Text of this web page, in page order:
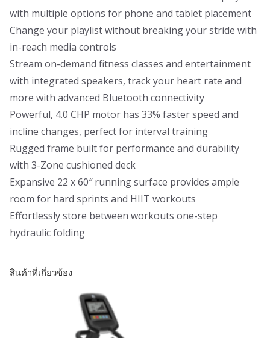
with multiple options for phone and tablet placement
Change your playlist without breaking your stride with
in-reach media controls
Stream on-demand fitness classes and entertainment
with integrated speakers, track your heart rate and
more with advanced Bluetooth connectivity
Powerful, 4.0 CHP motor has 33% faster speed and
incline changes, perfect for interval training
Rugged frame built for performance and durability
with 3-Zone cushioned deck
Expansive 22 x 60″ running surface provides ample
room for hard sprints and HIIT workouts
Effortlessly store between workouts one-step
hydraulic folding
สินค้าที่เกี่ยวข้อง